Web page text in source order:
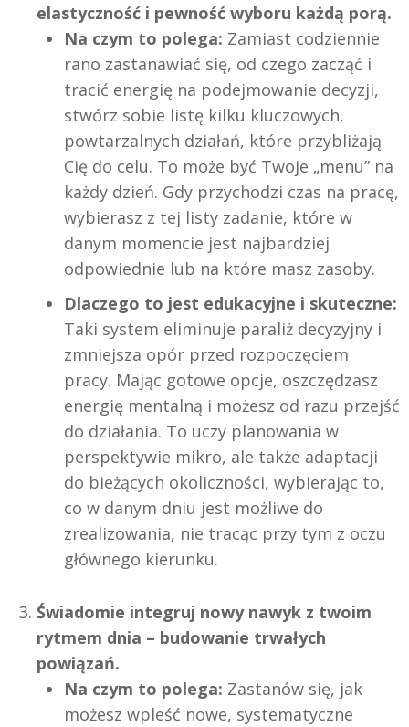
elastyczność i pewność wyboru każdą porą.
Na czym to polega: Zamiast codziennie
rano zastanawiać się, od czego zacząć i
tracić energię na podejmowanie decyzji,
stwórz sobie listę kilku kluczowych,
powtarzalnych działań, które przybliżają
Cię do celu. To może być Twoje „menu” na
każdy dzień. Gdy przychodzi czas na pracę,
wybierasz z tej listy zadanie, które w
danym momencie jest najbardziej
odpowiednie lub na które masz zasoby.
Dlaczego to jest edukacyjne i skuteczne:
Taki system eliminuje paraliż decyzyjny i
zmniejsza opór przed rozpoczęciem
pracy. Mając gotowe opcje, oszczędzasz
energię mentalną i możesz od razu przejść
do działania. To uczy planowania w
perspektywie mikro, ale także adaptacji
do bieżących okoliczności, wybierając to,
co w danym dniu jest możliwe do
zrealizowania, nie tracąc przy tym z oczu
głównego kierunku.
Świadomie integruj nowy nawyk z twoim
rytmem dnia – budowanie trwałych
powiązań.
Na czym to polega: Zastanów się, jak
możesz wpleść nowe, systematyczne